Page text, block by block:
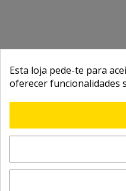
Esta loja pede-te para
oferecer funcionalidades